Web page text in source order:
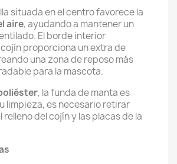
situada en el centro favorece la
aire, ayudando a mantener un
El borde interior
proporciona un extra de
una zona de reposo más
para la mascota.
, la funda de manta es
limpieza, es necesario retirar
del cojín y las placas de la